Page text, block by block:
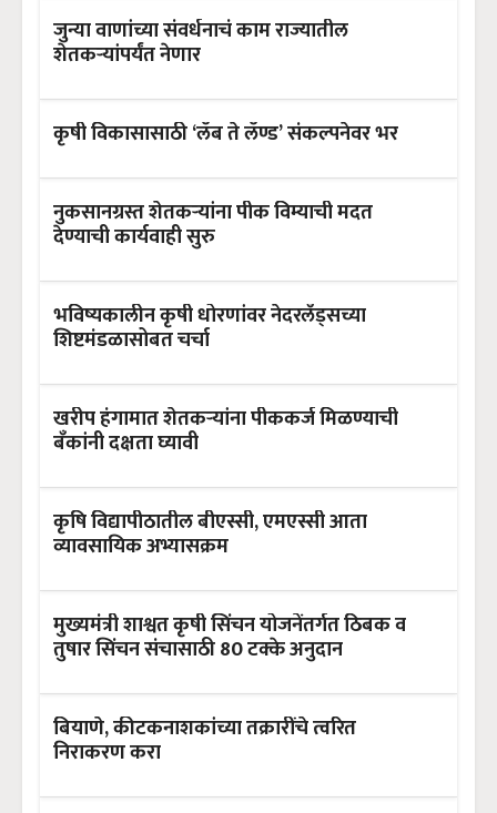
जुन्या वाणांच्या संवर्धनाचं काम राज्यातील
शेतकऱ्यांपर्यंत नेणार
कृषी विकासासाठी ‘लॅब ते लॅण्ड’ संकल्पनेवर भर
नुकसानग्रस्त शेतकऱ्यांना पीक विम्याची मदत
देण्याची कार्यवाही सुरु
भविष्यकालीन कृषी धोरणांवर नेदरलँड्सच्या
शिष्टमंडळासोबत चर्चा
खरीप हंगामात शेतकऱ्यांना पीककर्ज मिळण्याची
बँकांनी दक्षता घ्यावी
कृषि विद्यापीठातील बीएस्सी, एमएस्सी आता
व्यावसायिक अभ्यासक्रम
मुख्यमंत्री शाश्वत कृषी सिंचन योजनेंतर्गत ठिबक व
तुषार सिंचन संचासाठी 80 टक्के अनुदान
बियाणे, कीटकनाशकांच्या तक्रारींचे त्वरित
निराकरण करा